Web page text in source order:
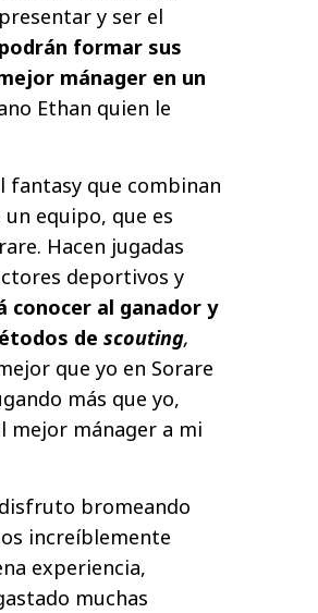
y ser el
formar sus
mánager en un
Ethan quien le
fantasy que combinan
equipo, que es
Hacen jugadas
deportivos y
conocer al ganador y
de scouting,
que yo en Sorare
más que yo,
mejor mánager a mi
bromeando
increíblemente
experiencia,
muchas